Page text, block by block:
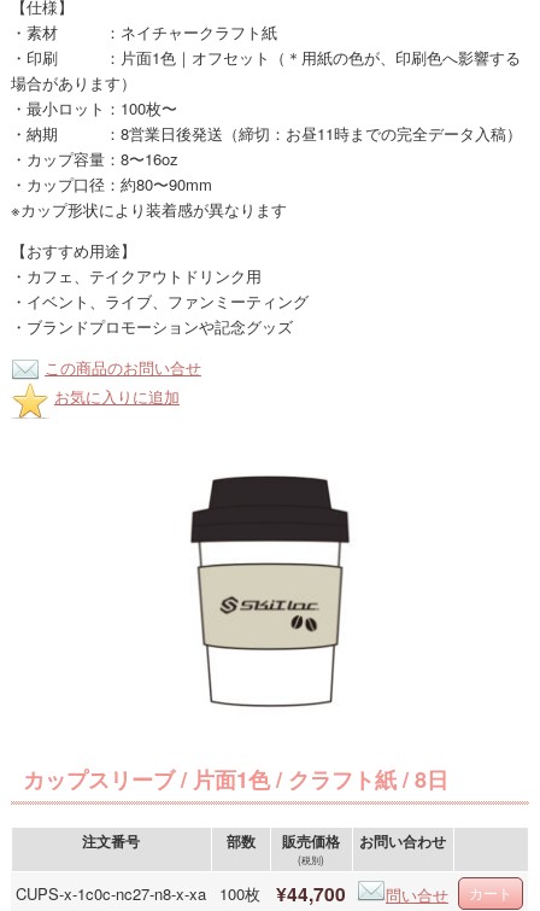
【仕様】
・素材 ：ネイチャークラフト紙
・印刷 ：片面1色｜オフセット（＊用紙の色が、印刷色へ影響する
場合があります）
・最小ロット：100枚〜
・納期 ：8営業日後発送（締切：お昼11時までの完全データ入稿）
・カップ容量：8〜16oz
・カップ口径：約80〜90mm
※カップ形状により装着感が異なります
【おすすめ用途】
・カフェ、テイクアウトドリンク用
・イベント、ライブ、ファンミーティング
・ブランドプロモーションや記念グッズ
この商品のお問い合せ
お気に入りに追加
カップスリーブ / 片面1色 / クラフト紙 / 8日
注文番号 部数 販売価格
(税別)
お問い合わせ
CUPS-x-1c0c-nc27-n8-x-xa 100枚 ¥44,700
問い合せ